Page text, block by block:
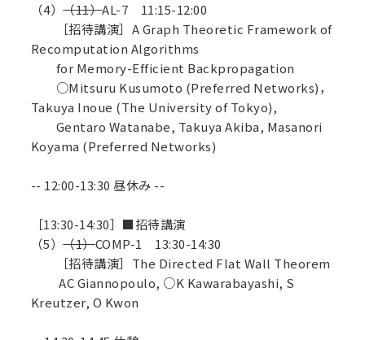
（4）（11）AL-7 11:15-12:00
［招待講演］A Graph Theoretic Framework of
Recomputation Algorithms
for Memory-Efficient Backpropagation
○Mitsuru Kusumoto (Preferred Networks)，
Takuya Inoue (The University of Tokyo),
Gentaro Watanabe, Takuya Akiba, Masanori
Koyama (Preferred Networks)
-- 12:00-13:30 昼休み --
［13:30-14:30］■招待講演
（5）（1）COMP-1 13:30-14:30
［招待講演］The Directed Flat Wall Theorem
AC Giannopoulo, ○K Kawarabayashi, S
Kreutzer, O Kwon